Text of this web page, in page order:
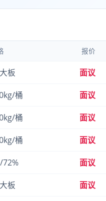
报价
板 面议
桶 面议
桶 面议
桶 面议
72% 面议
板 面议